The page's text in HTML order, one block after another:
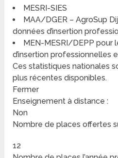
MESRI-SIES
MAA/DGER – AgroSup
données d’insertion
MEN-MESRI/DEPP pour
d’insertion professionnelles
Ces statistiques nationales
plus récentes disponibles.
Fermer
Enseignement à distance :
Non
Nombre de places offertes
12